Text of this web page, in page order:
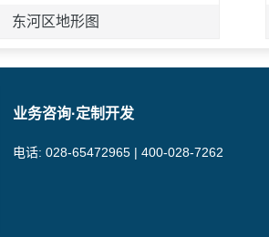
东河区地形图
业务咨询·定制开发
电话: 028-65472965 | 400-028-7262